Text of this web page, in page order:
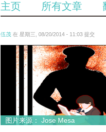
主页 所有文章
伍茂 在 星期三, 08/20/2014 - 11:03 提交
untitled.png
图片来源： Jose Mesa